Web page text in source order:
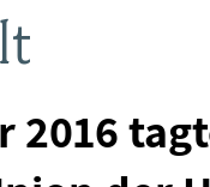
2016